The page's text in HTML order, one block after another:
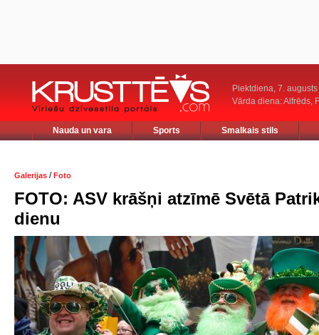
Piektdiena, 7. augusts
Vārda diena: Alfrēds,
Nauda un vara Sports Smalkais stils
Galerijas /Foto
FOTO: ASV krāšņi atzīmē Svētā
dienu